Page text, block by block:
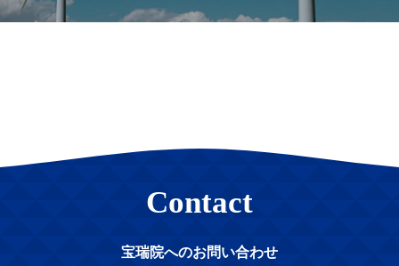
Contact
宝瑞院へのお問い合わせ